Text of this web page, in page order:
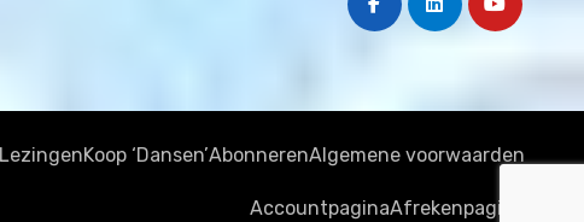
LezingenKoop ‘Dansen’AbonnerenAlgemene voorwaarden
AccountpaginaAfrekenpagina